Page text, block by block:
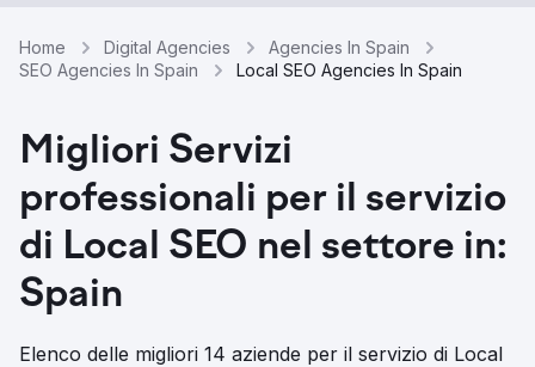
Home Digital Agencies
Agencies In Spain
SEO Agencies In Spain
Local SEO Agencies In Spain
Migliori Servizi
professionali per il servizio
di Local SEO nel settore in:
Spain
Elenco delle migliori 14 aziende per il servizio di Local